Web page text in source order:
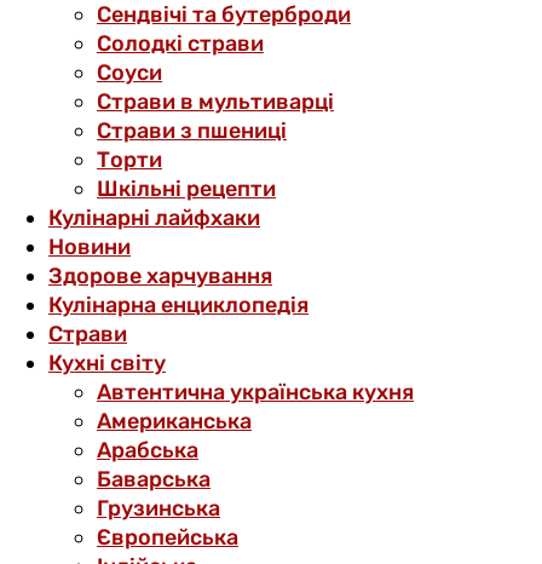
Сендвічі та бутерброди
Солодкі страви
Соуси
Страви в мультиварці
Страви з пшениці
Торти
Шкільні рецепти
Кулінарні лайфхаки
Новини
Здорове харчування
Кулінарна енциклопедія
Страви
Кухні світу
Автентична українська кухня
Американська
Арабська
Баварська
Грузинська
Європейська